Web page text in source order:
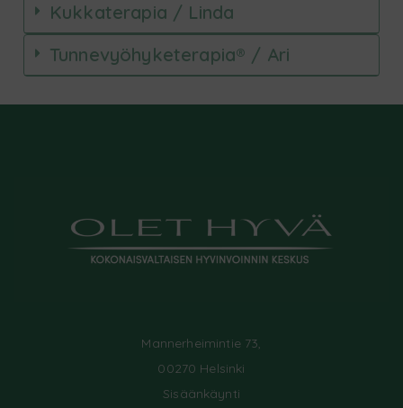
Kukkaterapia / Linda
Tunnevyöhyketerapia® / Ari
Mannerheimintie 73,
00270 Helsinki
Sisäänkäynti